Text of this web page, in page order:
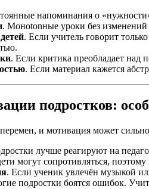
напоминания о
. Монotonные уроки без
. Если учитель говорит
. Если критика преобладает над
. Если материал кажется
подростков:
и мотивация может
лучше реагируют на
могут сопротивляться,
. Если ученик увлечён музыкой
подростки боятся ошибок.